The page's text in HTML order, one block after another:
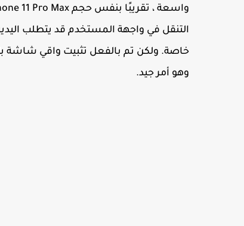
التنقل في واجهة المستخدم قد يتطلب
خاصة. ولكن تم بالفعل تثبيت واقي شاشة
وهو أمر جيد.